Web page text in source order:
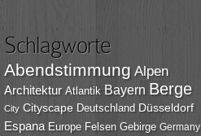
Schlagworte
Abendstimmung Alpen
Architektur Atlantik Bayern Berge
City Cityscape Deutschland Düsseldorf
Espana Europe Felsen Gebirge Germany